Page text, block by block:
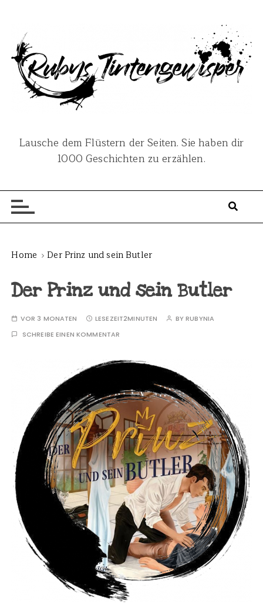
Lausche dem Flüstern der Seiten. Sie haben dir
1000 Geschichten zu erzählen.
Home Der Prinz und sein Butler
Der Prinz und sein Butler
VOR 3 MONATEN LESEZEIT2MINUTEN BYRUBYNIA
SCHREIBE EINEN KOMMENTAR